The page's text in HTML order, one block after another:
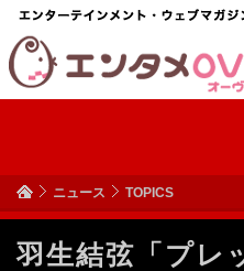
ニュース TOPICS
羽生結弦「プレ